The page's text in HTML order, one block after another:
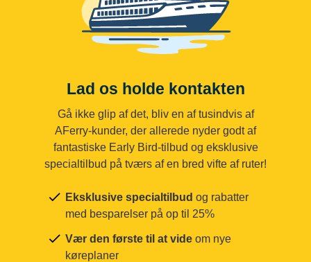
Lad os holde kontakten
Gå ikke glip af det, bliv en af tusindvis af
AFerry-kunder, der allerede nyder godt af
fantastiske Early Bird-tilbud og eksklusive
specialtilbud på tværs af en bred vifte af ruter!
Eksklusive specialtilbud og rabatter
med besparelser på op til 25%
Vær den første til at vide om nye
køreplaner